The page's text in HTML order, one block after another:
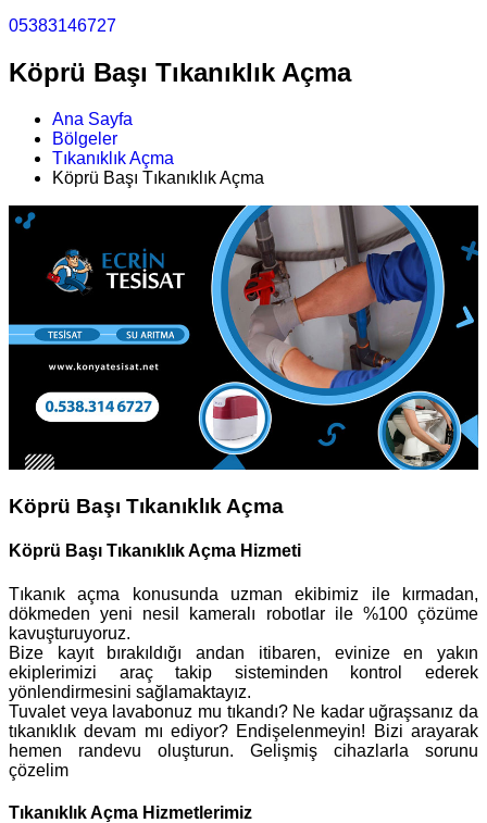
05383146727
Köprü Başı Tıkanıklık Açma
Ana Sayfa
Bölgeler
Tıkanıklık Açma
Köprü Başı Tıkanıklık Açma
Köprü Başı Tıkanıklık Açma
Köprü Başı Tıkanıklık Açma Hizmeti
Tıkanık açma konusunda uzman ekibimiz ile kırmadan,
dökmeden yeni nesil kameralı robotlar ile %100 çözüme
kavuşturuyoruz.
Bize kayıt bırakıldığı andan itibaren, evinize en yakın
ekiplerimizi araç takip sisteminden kontrol ederek
yönlendirmesini sağlamaktayız.
Tuvalet veya lavabonuz mu tıkandı? Ne kadar uğraşsanız da
tıkanıklık devam mı ediyor? Endişelenmeyin! Bizi arayarak
hemen randevu oluşturun. Gelişmiş cihazlarla sorunu
çözelim
Tıkanıklık Açma Hizmetlerimiz